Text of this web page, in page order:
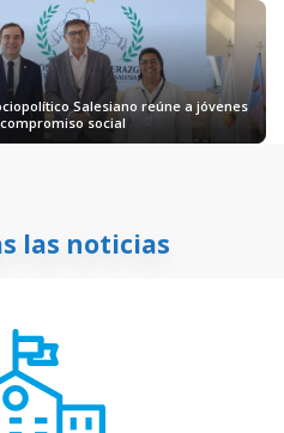
Salesiano reúne a jóvenes
social
las noticias